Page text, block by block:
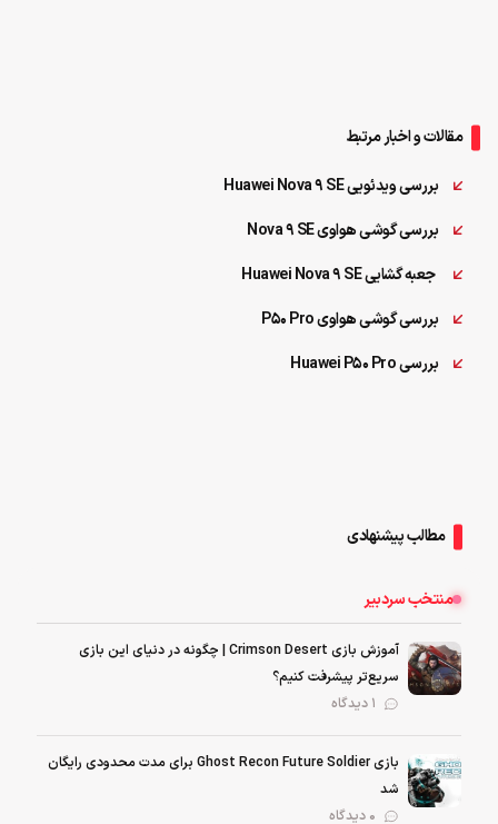
مقالات و اخبار مرتبط
بررسی ویدئویی Huawei Nova 9 SE
بررسی گوشی هواوی Nova 9 SE
جعبه گشایی Huawei Nova 9 SE
بررسی گوشی هواوی P50 Pro
بررسی Huawei P50 Pro
مطالب پیشنهادی
منتخب سردبیر
آموزش بازی Crimson Desert | چگونه در دنیای این بازی
سریع‌تر پیشرفت کنیم؟
بازی Ghost Recon Future Soldier برای مدت محدودی رایگان
شد